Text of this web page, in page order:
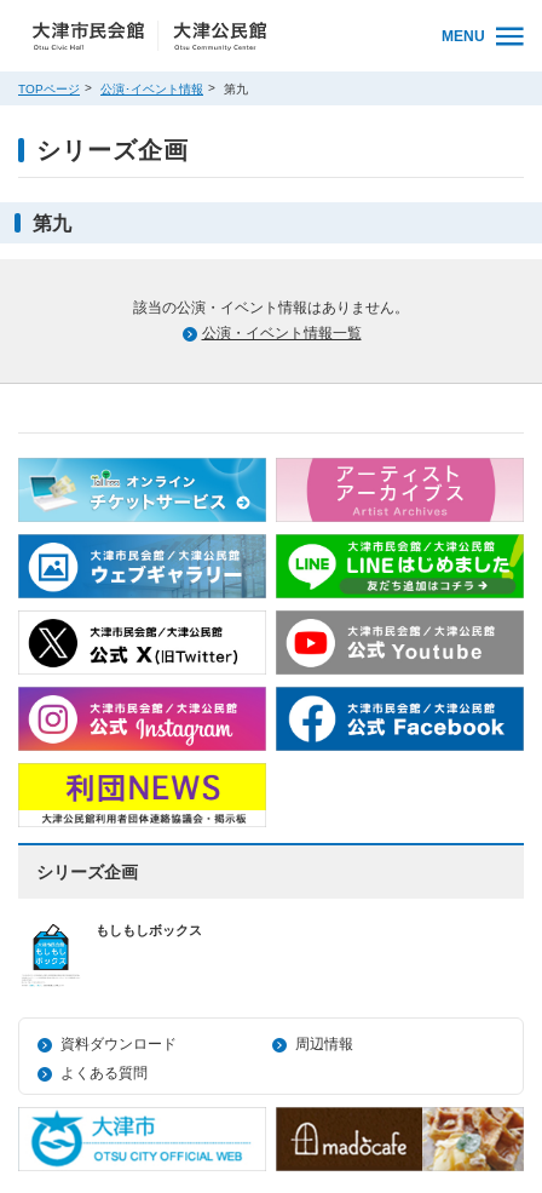
MENU
TOPページ 公演･イベント情報 第九
シリーズ企画
第九
該当の公演・イベント情報はありません。
公演・イベント情報一覧
シリーズ企画
もしもしボックス
資料ダウンロード
周辺情報
よくある質問